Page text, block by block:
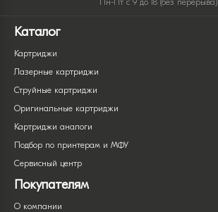
Пн-Пт с 9 до 18 (без перерыва)
Каталог
Картриджи
Лазерные картриджи
Струйные картриджи
Оригинальные картриджи
Картриджи аналоги
Подбор по принтерам и МФУ
Сервисный центр
Покупателям
О компании